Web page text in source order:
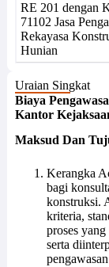
RE 201 dengan
71102 Jasa
Rekayasa
Hunian
Uraian Singkat
Biaya
Kantor
Maksud Dan
Kerangka
bagi
konstruksi.
kriteria,
proses
serta